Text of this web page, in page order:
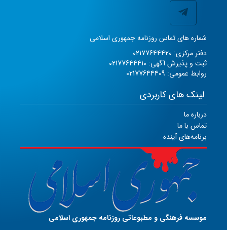
شماره های تماس روزنامه جمهوری اسلامی
دفتر مرکزی: 02177644420
ثبت و پذیرش آگهی: 02177644410
روابط عمومی: 02177644409
لینک های کاربردی
درباره ما
تماس با ما
برنامه‌های آینده
موسسه فرهنگی و مطبوعاتی روزنامه جمهوری اسلامی